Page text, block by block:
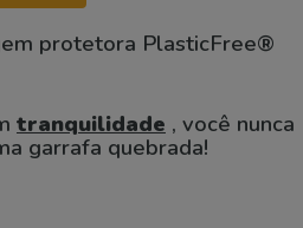
protetora PlasticFree®
tranquilidade , você nunca
garrafa quebrada!